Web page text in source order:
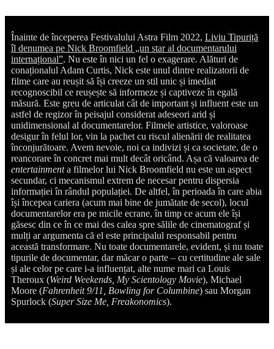
Înainte de începerea Festivalului Astra Film 2022, Liviu Tipuriță
îl denumea pe Nick Broomfield „un star al documentarului
internațional”. Nu este în nici un fel o exagerare. Alături de
conaționalul Adam Curtis, Nick este unul dintre realizatorii de
filme care au reușit să își creeze un stil unic și imediat
recognoscibil ce reușește să informeze și captiveze în egală
măsură. Este greu de articulat cât de important și influent este un
astfel de regizor în peisajul considerat adeseori arid și
unidimensional al documentarelor. Filmele artistice, valoroase
desigur în felul lor, vin la pachet cu riscul alienării de realitatea
înconjurătoare. Avem nevoie, noi ca indivizi și ca societate, de o
reancorare în concret mai mult decât oricând. Așa că valoarea de
entertainmenta filmelor lui Nick Broomfield nu este un aspect
secundar, ci mecanismul extrem de necesar pentru dispersia
informației în rândul populației. De altfel, în perioada în care abia
își începea cariera (acum mai bine de jumătate de secol), locul
documentarelor era pe micile ecrane, în timp ce acum ele își
găsesc din ce în ce mai des calea spre sălile de cinematograf și
mulți ar argumenta că el este principalul responsabil pentru
această transformare. Nu toate documentarele, evident, și nu toate
tipurile de documentar, dar măcar o parte – cu certitudine ale sale
și ale celor pe care i-a influențat, alte nume mari ca Louis
Theroux (Weird Weekends, My Scientology Movie), Michael
Moore (Fahrenheit 9/11, Bowling for Columbine) sau Morgan
Spurlock (Super Size Me, Freakonomics).